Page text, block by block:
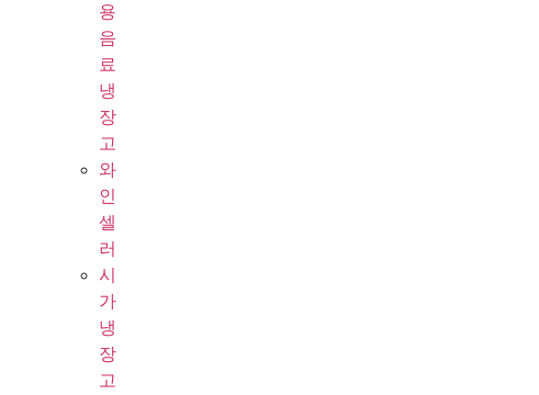
용
음
료
냉
장
고
와
인
셀
러
시
가
냉
장
고